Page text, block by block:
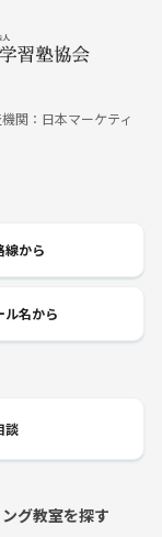
関：日本マーケティ
線から
ル名から
談
グ教室を探す